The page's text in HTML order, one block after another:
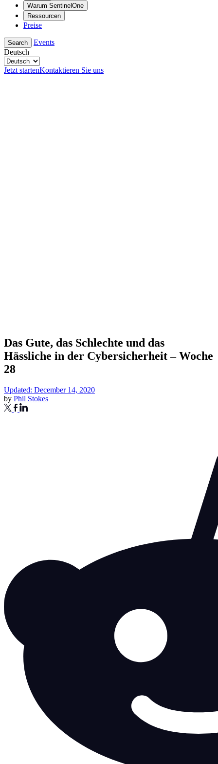
Warum SentinelOne
Ressourcen
Preise
Search
Events
Deutsch
Jetzt startenKontaktieren Sie uns
Das Gute, das Schlechte und das
Hässliche in der Cybersicherheit – Woche
28
Updated: December 14, 2020
by Phil Stokes